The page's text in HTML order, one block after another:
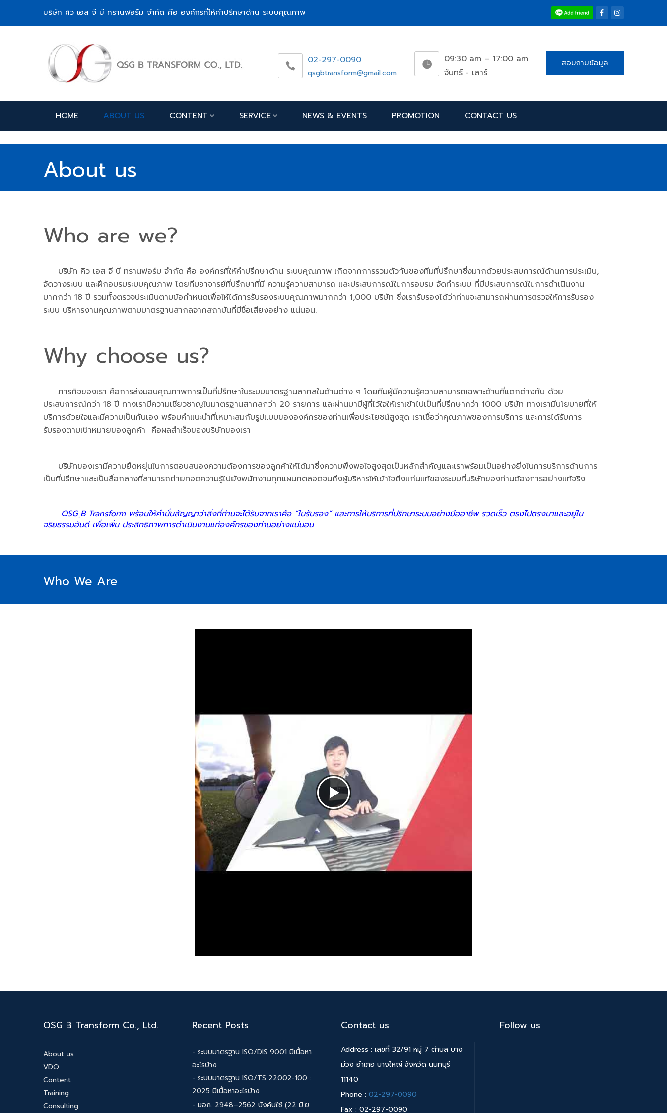
บริษัท คิว เอส จี บี ทรานฟอร์ม จำกัด คือ องค์กรที่ให้คำปรึกษาด้าน ระบบคุณภาพ
02-297-0090
qsgbtransform@gmail.com
09:30 am – 17:00 am
จันทร์ - เสาร์
สอบถามข้อมูล
HOME ABOUT US CONTENT SERVICE NEWS & EVENTS PROMOTION CONTACT US
About us
Who are we?
บริษัท คิว เอส จี บี ทรานฟอร์ม จำกัด คือ องค์กรที่ให้คำปรึกษาด้าน ระบบคุณภาพ เกิดจากการรวมตัวกันของทีมที่ปรึกษาซึ่งมากด้วยประสบการณ์ด้านการประเมิน,
จัดวางระบบ และฝึกอบรมระบบคุณภาพ โดยทีมอาจารย์ที่ปรึกษาที่มี ความรู้ความสามารถ และประสบการณ์ในการอบรม จัดทำระบบ ที่มีประสบการณ์ในการดำเนินงาน
มากกว่า 18 ปี รวมทั้งตรวจประเมินตามข้อกำหนดเพื่อให้ได้การรับรองระบบคุณภาพมากกว่า 1,000 บริษัท ซึ่งเรารับรองได้ว่าท่านจะสามารถผ่านการตรวจให้การรับรอง
ระบบ บริหารงานคุณภาพตามมาตรฐานสากลจากสถาบันที่มีชื่อเสียงอย่าง แน่นอน.
Why choose us?
ภารกิจของเรา คือการส่งมอบคุณภาพการเป็นที่ปรึกษาในระบบมาตรฐานสากลในด้านต่าง ๆ โดยทีมผู้มีความรู้ความสามารถเฉพาะด้านที่แตกต่างกัน ด้วย
ประสบการณ์กว่า 18 ปี ทางเรามีความเชียวชาญในมาตรฐานสากลกว่า 20 รายการ และผ่านมามีผู้ที่ไว้ใจให้เราเข้าไปเป็นที่ปรึกษากว่า 1000 บริษัท ทางเรามีนโยบายที่ให้
บริการด้วยใจและมีความเป็นกันเอง พร้อมคำแนะนำที่เหมาะสมกับรูปแบบขององค์กรของท่านเพื่อประโยชน์สูงสุด เราเชื่อว่าคุณภาพของการบริการ และการได้รับการ
รับรองตามเป้าหมายของลูกค้า คือผลสำเร็จของบริษัทของเรา
บริษัทของเรามีความยืดหยุ่นในการตอบสนองความต้องการของลูกค้าให้ได้มาซึ่งความพึงพอใจสูงสุดเป็นหลักสำคัญและเราพร้อมเป็นอย่างยิ่งในการบริการด้านการ
เป็นที่ปรึกษาและเป็นสื่อกลางที่สามารถถ่ายทอดความรู้ไปยังพนักงานทุกแผนกตลอดจนถึงผู้บริหารให้เข้าใจถึงแก่นแท้ของระบบที่บริษัทของท่านต้องการอย่างแท้จริง
QSG ฺB Transform พร้อมให้คำมั่นสัญญาว่าสิ่งที่ท่านจะได้รับจากเราคือ “ใบรับรอง” และการให้บริการที่ปรึกษาระบบอย่างมืออาชีพ รวดเร็ว ตรงไปตรงมาและอยู่ใน
จริยธรรมอันดี เพื่อเพิ่ม ประสิทธิภาพการดำเนินงานแก่องค์กรของท่านอย่างแน่นอน
Who We Are
QSG B Transform Co., Ltd.
About us
VDO
Content
Training
Consulting
Recent Posts
- ระบบมาตรฐาน ISO/DIS 9001 มีเนื้อหา
อะไรบ้าง
- ระบบมาตรฐาน ISO/TS 22002-100 :
2025 มีเนื้อหาอะไรบ้าง
- มอก. 2948–2562 บังคับใช้ (22 มิ.ย.
Contact us
Address : เลขที่ 32/91 หมู่ 7 ตำบล บาง
ม่วง อำเภอ บางใหญ่ จังหวัด นนทบุรี
11140
Phone : 02-297-0090
Fax : 02-297-0090
Follow us